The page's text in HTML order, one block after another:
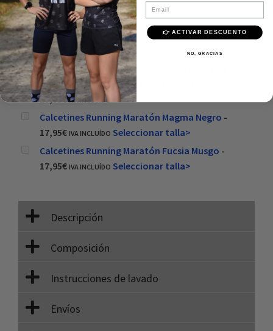
Precio: 17,95€
Añadir al carrito
Este producto: Calcetines Running Maratón
Naranja Pistacho Talla calcetines: M (40-42)
17,95
€ IVA INCLUÍDO
Calcetines Running Maratón Magma Negro -
17,95€ IVA INCLUÍDO Seleccionar talla>
Calcetines Running Maratón Fucsia Musgo -
17,95€ IVA INCLUÍDO Seleccionar talla>
Descripción
Composición
Instrucciones de lavado
Envíos
Email
👉 ACTIVAR DESCUENTO
NO, GRACIAS